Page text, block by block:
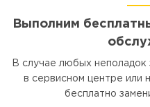
Выполним
В случае любых неполадок
в сервисном центре или
бесплатно